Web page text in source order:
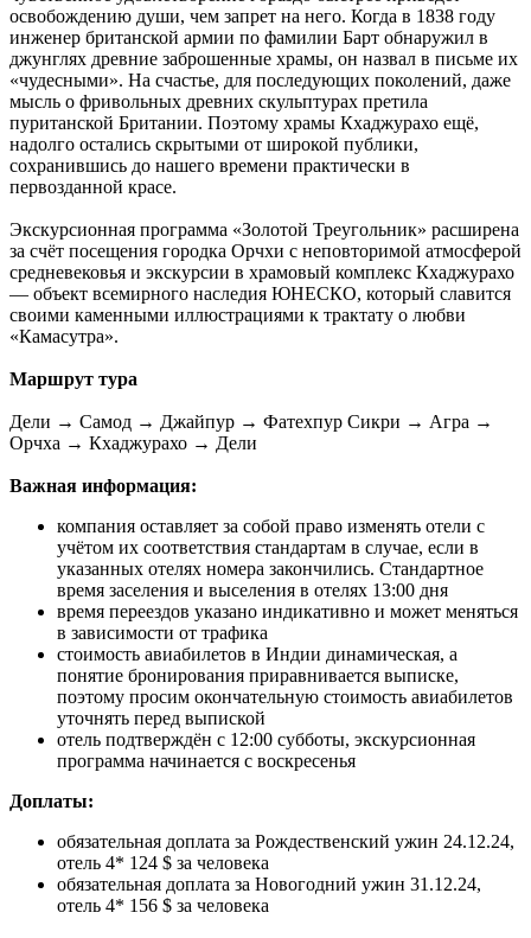
освобождению души, чем запрет на него. Когда в 1838 году
инженер британской армии по фамилии Барт обнаружил в
джунглях древние заброшенные храмы, он назвал в письме их
«чудесными». На счастье, для последующих поколений, даже
мысль о фривольных древних скульптурах претила
пуританской Британии. Поэтому храмы Кхаджурахо ещё,
надолго остались скрытыми от широкой публики,
сохранившись до нашего времени практически в
первозданной красе.
Экскурсионная программа «Золотой Треугольник» расширена
за счёт посещения городка Орчхи с неповторимой атмосферой
средневековья и экскурсии в храмовый комплекс Кхаджурахо
— объект всемирного наследия ЮНЕСКО, который славится
своими каменными иллюстрациями к трактату о любви
«Камасутра».
Маршрут тура
Дели → Самод → Джайпур → Фатехпур Сикри → Агра →
Орчха → Кхаджурахо → Дели
Важная информация:
компания оставляет за собой право изменять отели с
учётом их соответствия стандартам в случае, если в
указанных отелях номера закончились. Стандартное
время заселения и выселения в отелях 13:00 дня
время переездов указано индикативно и может меняться
в зависимости от трафика
стоимость авиабилетов в Индии динамическая, а
понятие бронирования приравнивается выписке,
поэтому просим окончательную стоимость авиабилетов
уточнять перед выпиской
отель подтверждён с 12:00 субботы, экскурсионная
программа начинается с воскресенья
Доплаты:
обязательная доплата за Рождественский ужин 24.12.24,
отель 4* 124 $ за человека
обязательная доплата за Новогодний ужин 31.12.24,
отель 4* 156 $ за человека